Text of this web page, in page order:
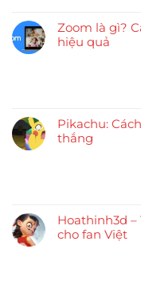
Zoom là gì?
hiệu quả
Pikachu:
thắng
Hoathinh3d
cho fan Việt